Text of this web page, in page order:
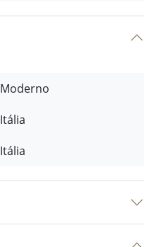
Moderno
Itália
Itália